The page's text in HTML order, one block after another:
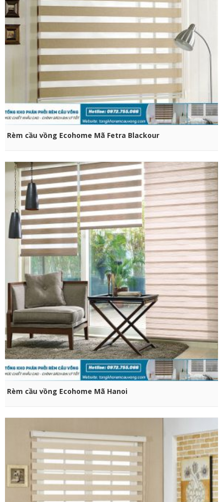
CHỌN SẢN PHẨM
Rèm cầu vồng Ecohome Mã Fetra Blackour
CHỌN SẢN PHẨM
Rèm cầu vồng Ecohome Mã Hanoi